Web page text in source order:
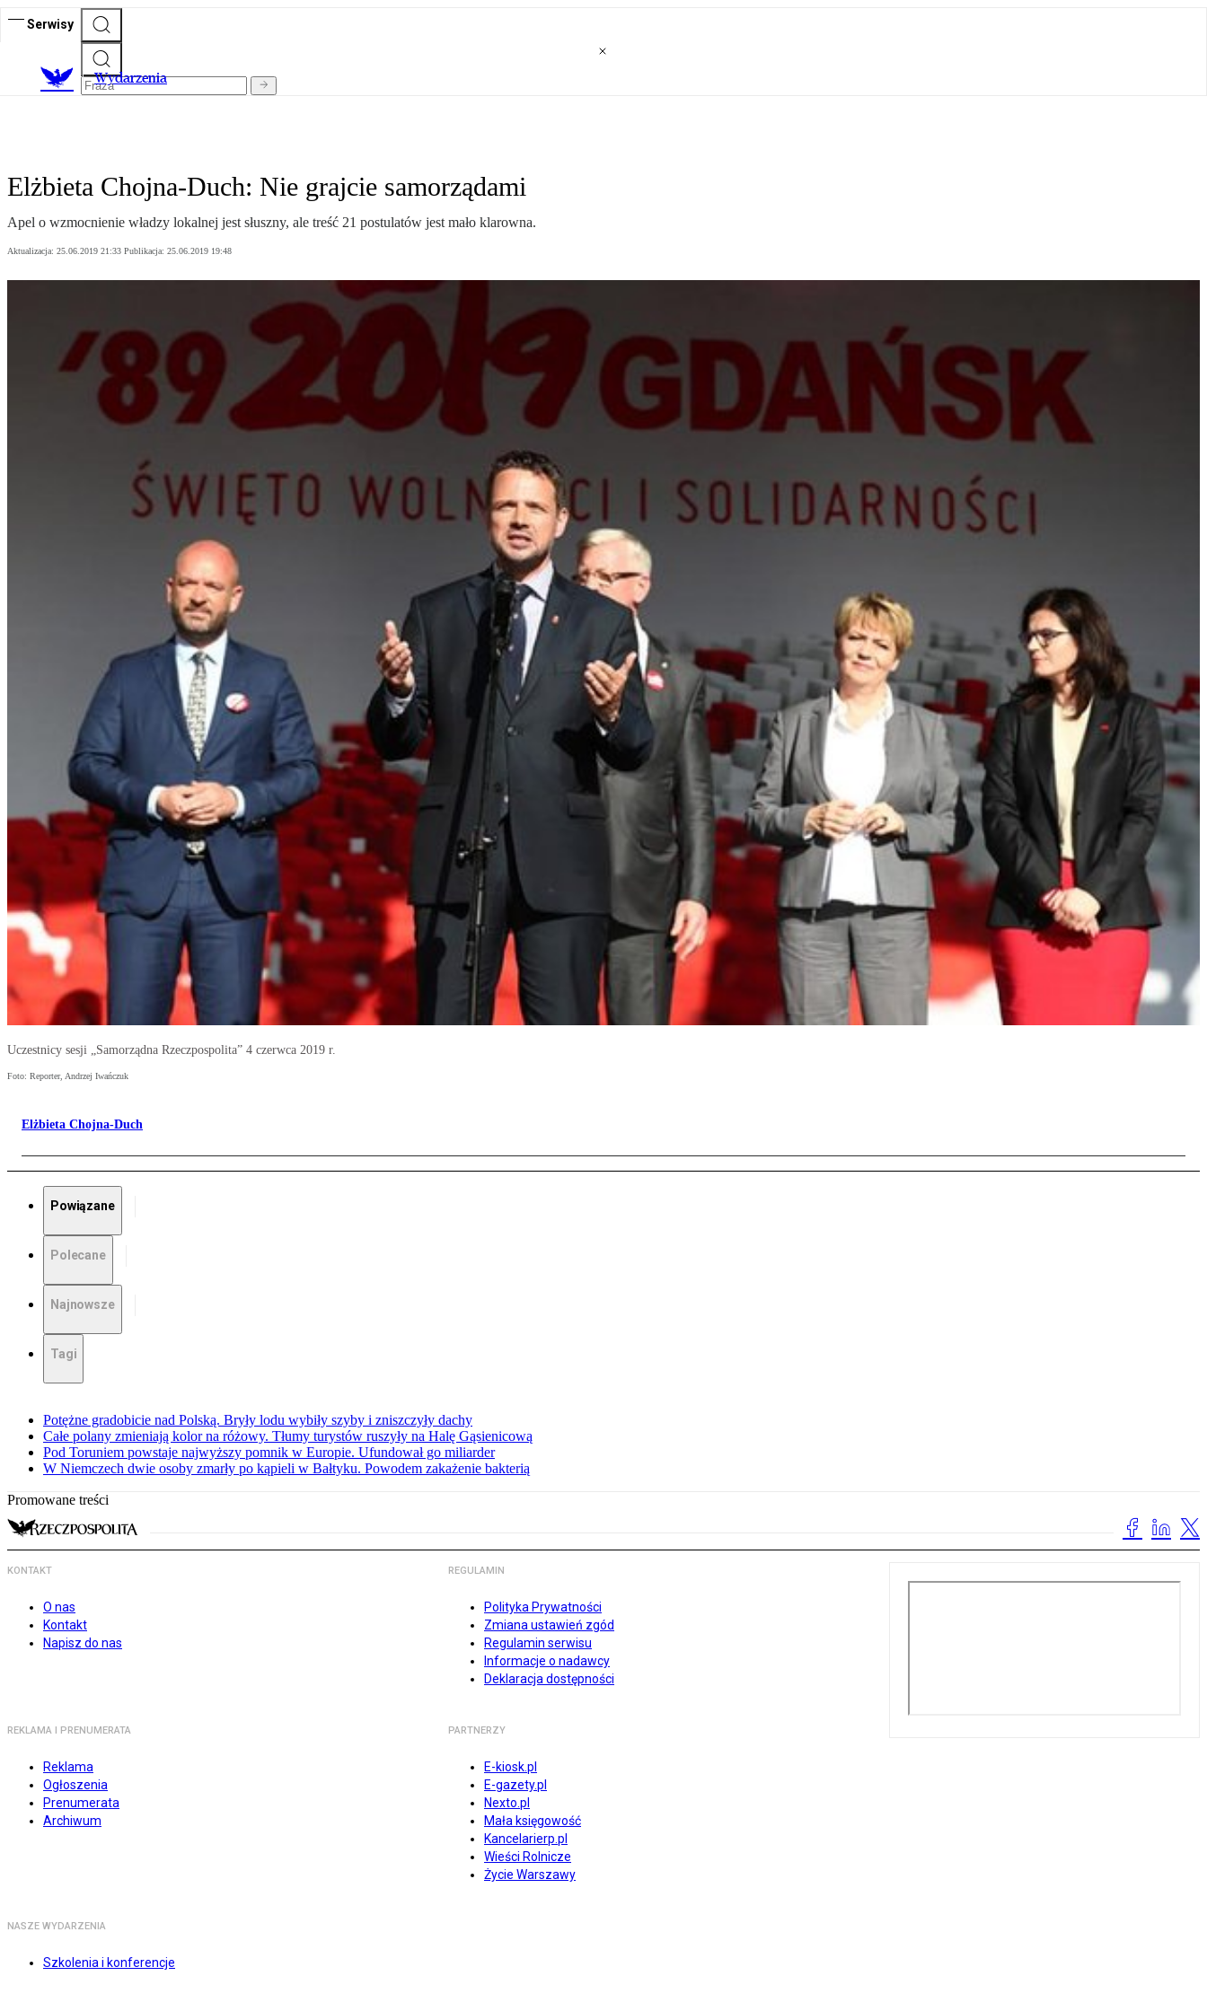
Serwisy
Wydarzenia
Elżbieta Chojna-Duch: Nie grajcie samorządami
Apel o wzmocnienie władzy lokalnej jest słuszny, ale treść 21 postulatów jest mało klarowna.
Aktualizacja: 25.06.2019 21:33 Publikacja: 25.06.2019 19:48
Uczestnicy sesji „Samorządna Rzeczpospolita” 4 czerwca 2019 r.
Foto: Reporter, Andrzej Iwańczuk
Elżbieta Chojna-Duch
Powiązane
Polecane
Najnowsze
Tagi
Potężne gradobicie nad Polską. Bryły lodu wybiły szyby i zniszczyły dachy
Całe polany zmieniają kolor na różowy. Tłumy turystów ruszyły na Halę Gąsienicową
Pod Toruniem powstaje najwyższy pomnik w Europie. Ufundował go miliarder
W Niemczech dwie osoby zmarły po kąpieli w Bałtyku. Powodem zakażenie bakterią
Promowane treści
KONTAKT
O nas
Kontakt
Napisz do nas
REGULAMIN
Polityka Prywatności
Zmiana ustawień zgód
Regulamin serwisu
Informacje o nadawcy
Deklaracja dostępności
REKLAMA I PRENUMERATA
Reklama
Ogłoszenia
Prenumerata
Archiwum
PARTNERZY
E-kiosk.pl
E-gazety.pl
Nexto.pl
Mała księgowość
Kancelarierp.pl
Wieści Rolnicze
Życie Warszawy
NASZE WYDARZENIA
Szkolenia i konferencje